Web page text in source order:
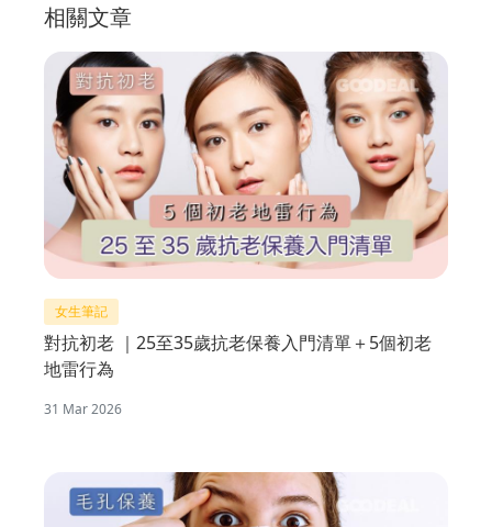
相關文章
女生筆記
對抗初老 ｜25至35歲抗老保養入門清單＋5個初老
地雷行為
31 Mar 2026